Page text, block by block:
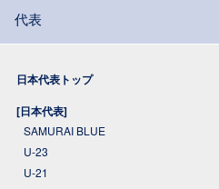
代表
日本代表トップ
[日本代表]
SAMURAI BLUE
U-23
U-21